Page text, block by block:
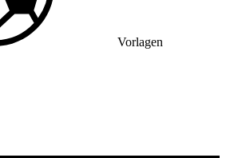
Vorlagen